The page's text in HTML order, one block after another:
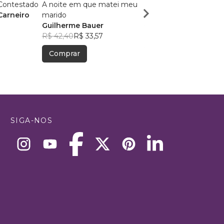
A noite em que matei meu
marido
Guilherme Bauer
R$ 42,40R$ 33,57
Comprar
Thiago H. S.
SIGA-NOS